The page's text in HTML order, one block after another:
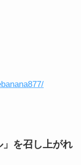
を召し上がれ